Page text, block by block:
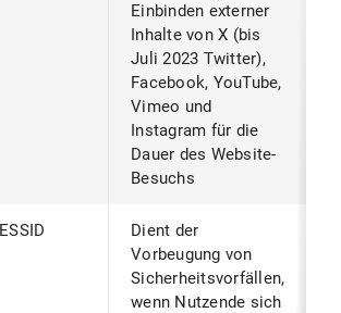
Einbinden externer
Inhalte von X (bis
Juli 2023 Twitter),
Facebook, YouTube,
Vimeo und
Instagram für die
Dauer des Website-
Besuchs
Dient der
Vorbeugung von
Sicherheitsvorfällen,
wenn Nutzende sich